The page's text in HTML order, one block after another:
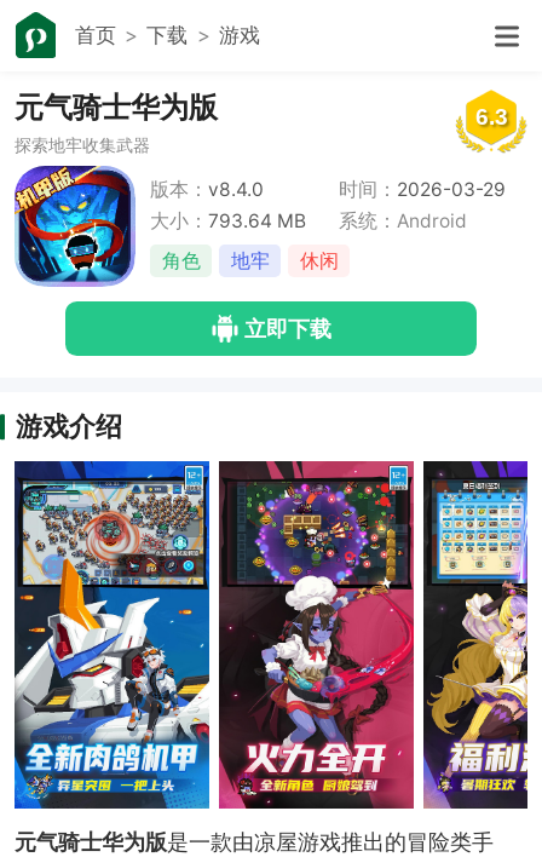
首页 下载 游戏
6.3
元气骑士华为版
探索地牢收集武器
版本：v8.4.0 时间： 2026-03-29
大小：793.64 MB
系统：Android
角色
地牢 休闲
立即下载
游戏介绍
元气骑士华为版是一款由凉屋游戏推出的冒险类手